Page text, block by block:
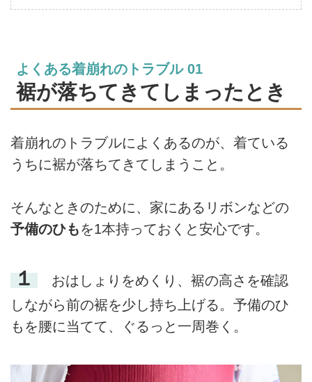
よくある着崩れのトラブル 01
裾が落ちてきてしまったとき
着崩れのトラブルによくあるのが、着ている
うちに裾が落ちてきてしまうこと。
そんなときのために、家にあるリボンなどの
予備のひもを1本持っておくと安心です。
１
おはしょりをめくり、裾の高さを確認
しながら前の裾を少し持ち上げる。予備のひ
もを腰に当てて、ぐるっと一周巻く。